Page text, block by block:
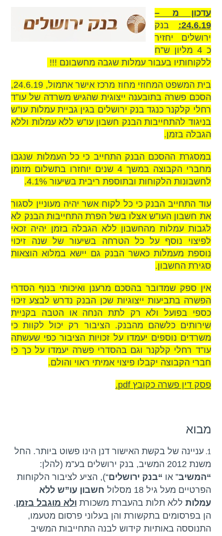
font_download סמן קישורים
לאפס
האפשרויות
cached
עדכון מ –
24.6.19:
בנק
ירושלים יחזיר
כ 4 מליון ש”ח
ללקוחותיו בעבור עמלות שגבה מחשבונם !!!
בית המשפט המחוזי מחוז מרכז אישר אתמול, 24.6.19,
הסכם פשרה בתובענה ייצוגית שהגיש משרדה של עו”ד
רחלי קלקנר כנגד בנק ירושלים בגין גביית עמלות עו”ש
בניגוד להתחייבות הבנק חשבון עו”ש ללא עמלות וללא
הגבלה בזמן.
במסגרת ההסכם הבנק התחייב כי כל העמלות שנגבו
מחברי הקבוצה במשך 4 שנים יוחזרו בתשלום מזומן
לחשבונות הלקוחות ובתוספת ריבית בשיעור 4.1%.
עוד התחייב הבנק כי כל לקוח אשר יהיה מעוניין לסגור
את חשבון העו”ש אצלו בשל הפרת התחייבות הבנק לא
לגבות עמלות מהחשבון ללא הגבלה בזמן יהיה זכאי
לפיצוי נוסף על כל הטרחה בשיעור של שנה זיכוי
נוספת מעמלות כאשר הבנק גם יישא במלוא הוצאות
סגירת החשבון.
אין ספק שמדובר בהסכם מרענן ואיכותי בנוף הסדרי
הפשרה בתביעות ייצוגיות שכן הבנק נדרש לבצע זיכוי
כספי בפועל ולא רק לתת הנחה או הטבה בקניית
שירותים כלשהם מהבנק. הציבור רק יכול לקוות כי
משרדים נוספים יעמדו על זכויות הציבור כפי שעשתה
עו”ד רחלי קלקנר וגם בהסדרי פשרה יעמדו על כך כי
חברי הקבוצה יקבלו פיצוי אמיתי ראוי והולם.
פסק דין פשרה כקובץ pdf.
מבוא
עניינה של בקשת האישור דנן הינו פשוט ביותר. החל
משנת 2012 המשיב, בנק ירושלים בע”מ (להלן:
“המשיב” או “בנק ירושלים“), הציע לציבור הלקוחות
הפרטיים מעל גיל 18 מסלול
חשבון עו”ש ללא
עמלות ללא תלות בהעברת משכורת ולא מוגבל בזמן.
הן בפרסומים בתקשורת והן בעלוני פרסום מטעמו,
התנוססה באותיות קידוש לבנה התחייבות המשיב